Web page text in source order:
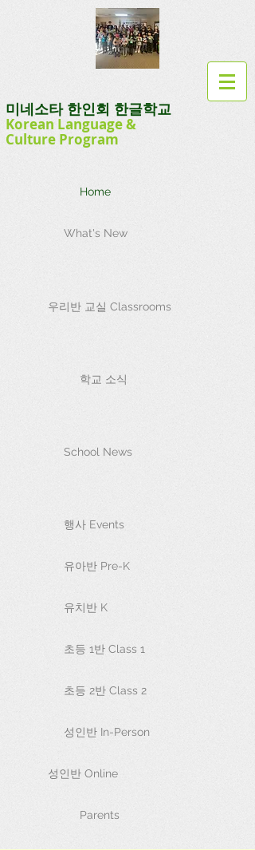
미네소타 한인회 한글학교
Korean Language&
Culture Program
Home
What's New
우리반 교실 Classrooms
학교 소식
School News
행사 Events
유아반 Pre-K
유치반 K
초등 1반 Class 1
초등 2반 Class 2
성인반 In-Person
성인반 Online
Parents